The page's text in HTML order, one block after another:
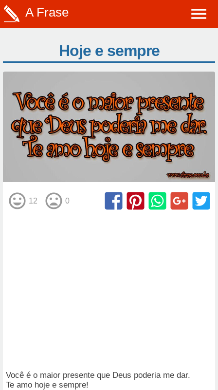
A Frase
Hoje e sempre
12 0
Você é o maior presente que Deus poderia me dar.
Te amo hoje e sempre!